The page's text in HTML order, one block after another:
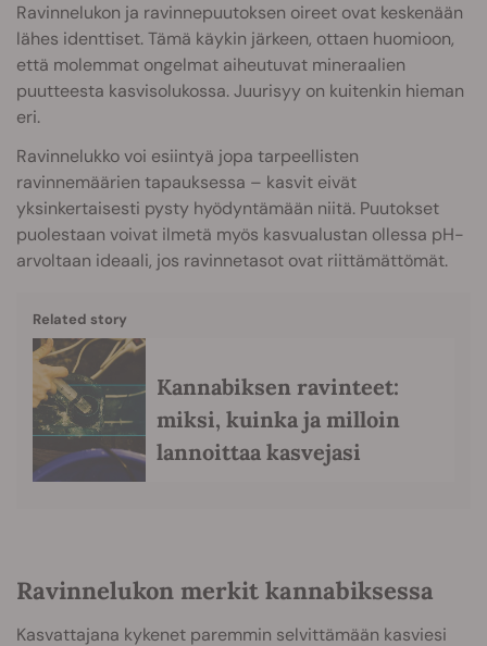
Ravinnelukon ja ravinnepuutoksen oireet ovat keskenään
lähes identtiset. Tämä käykin järkeen, ottaen huomioon,
että molemmat ongelmat aiheutuvat mineraalien
puutteesta kasvisolukossa. Juurisyy on kuitenkin hieman
eri.
Ravinnelukko voi esiintyä jopa tarpeellisten
ravinnemäärien tapauksessa – kasvit eivät
yksinkertaisesti pysty hyödyntämään niitä. Puutokset
puolestaan voivat ilmetä myös kasvualustan ollessa pH-
arvoltaan ideaali, jos ravinnetasot ovat riittämättömät.
Related story
Kannabiksen ravinteet:
miksi, kuinka ja milloin
lannoittaa kasvejasi
Ravinnelukon merkit kannabiksessa
Kasvattajana kykenet paremmin selvittämään kasviesi